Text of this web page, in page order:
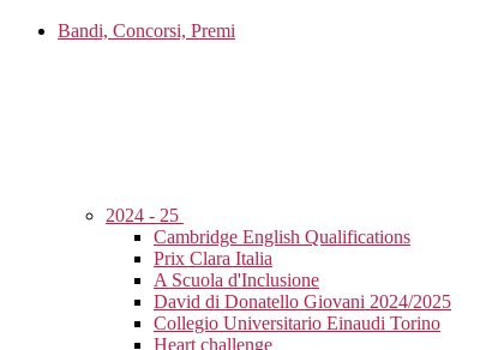
Bandi, Concorsi, Premi
2024 - 25
Cambridge English Qualifications
Prix Clara Italia
A Scuola d'Inclusione
David di Donatello Giovani 2024/2025
Collegio Universitario Einaudi Torino
Heart challenge